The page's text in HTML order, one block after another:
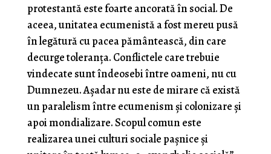
protestantă este foarte ancorată în social. De
aceea, unitatea ecumenistă a fost mereu pusă
în legătură cu pacea pământească, din care
decurge toleranța. Conflictele care trebuie
vindecate sunt îndeosebi între oameni, nu cu
Dumnezeu. Așadar nu este de mirare că există
un paralelism între ecumenism și colonizare și
apoi mondializare. Scopul comun este
realizarea unei culturi sociale pașnice și